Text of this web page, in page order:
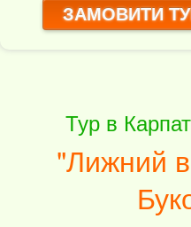
ЗАМОВИТИ
Тур в
"Лижний